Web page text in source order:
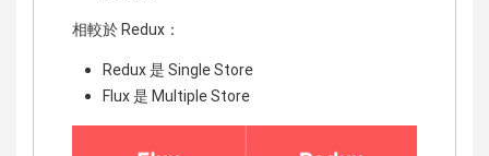
相較於 Redux：
Redux 是 Single Store
Flux 是 Multiple Store